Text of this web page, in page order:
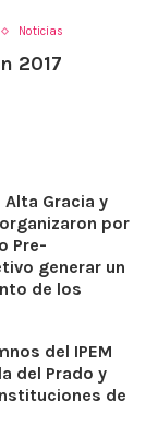
Noticias
2017
Alta Gracia y
por
Pre-
generar un
de los
del IPEM
del Prado y
de